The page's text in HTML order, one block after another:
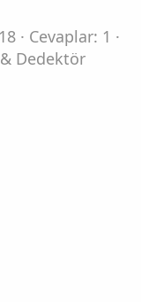
Cevaplar: 1
Dedektör